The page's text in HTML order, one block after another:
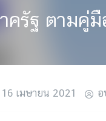
ครัฐ ตามคู่
16 เมษายน 2021 อ